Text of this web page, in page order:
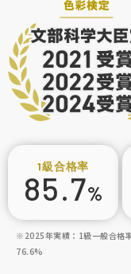
1級合格率
85.7%
※2025年実績：1級一般合格
76.6%